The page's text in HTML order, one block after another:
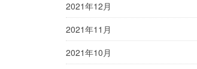
2021年12月
2021年11月
2021年10月